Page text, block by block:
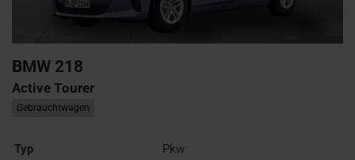
BMW 218
Active Tourer
Gebrauchtwagen
Typ
Pkw